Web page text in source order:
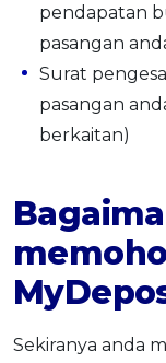
pendapatan
pasangan
Surat
pasangan
berkaitan)
Sekiranya anda